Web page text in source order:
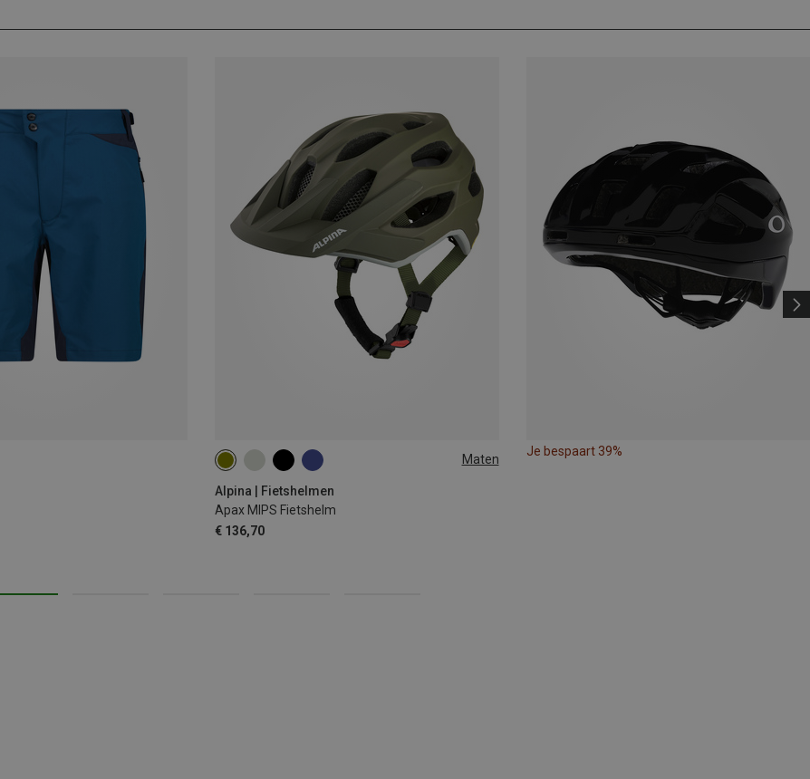
Maten
Alpina | Fietshelmen
Apax MIPS Fietshelm
€ 136,70
57-62CM 52-57CM
Je bespaart 39%